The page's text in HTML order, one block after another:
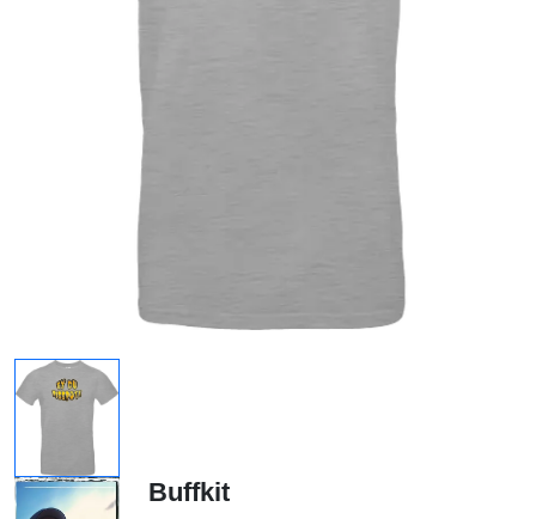
Buffkit